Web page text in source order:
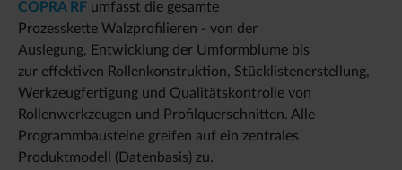
COPRA RF umfasst die gesamte
Prozesskette Walzprofilieren - von der
Auslegung, Entwicklung der Umformblume bis
zur effektiven Rollenkonstruktion, Stücklistenerstellung,
Werkzeugfertigung und Qualitätskontrolle von
Rollenwerkzeugen und Profilquerschnitten. Alle
Programmbausteine greifen auf ein zentrales
Produktmodell (Datenbasis) zu.